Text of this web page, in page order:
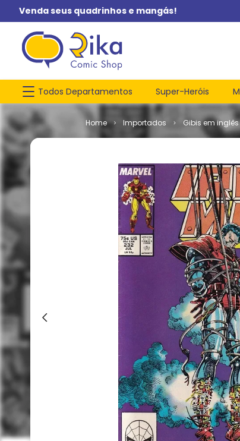
Venda seus quadrinhos e mangás!
Todos Departamentos Super-Heróis
Importados Gibis em